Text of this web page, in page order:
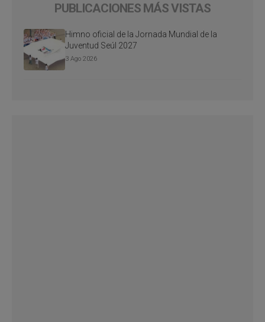
PUBLICACIONES MÁS VISTAS
Himno oficial de la Jornada Mundial de la
Juventud Seúl 2027
3 Ago 2026